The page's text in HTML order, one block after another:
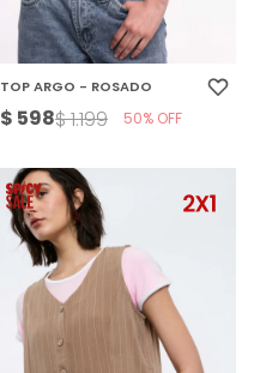
TOP ARGO - ROSADO
$ 598$1.199 50